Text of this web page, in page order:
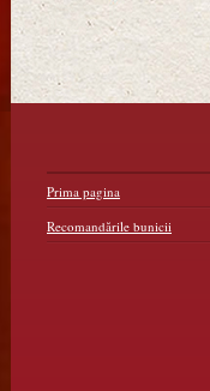
Prima pagina
Recomandările bunicii